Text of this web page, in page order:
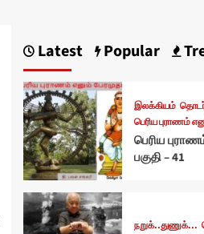
Latest Popular
இலக்கியம்
பெரிய புராணம்
பெரிய
பகுதி – 41
நறுக்..துணுக்...